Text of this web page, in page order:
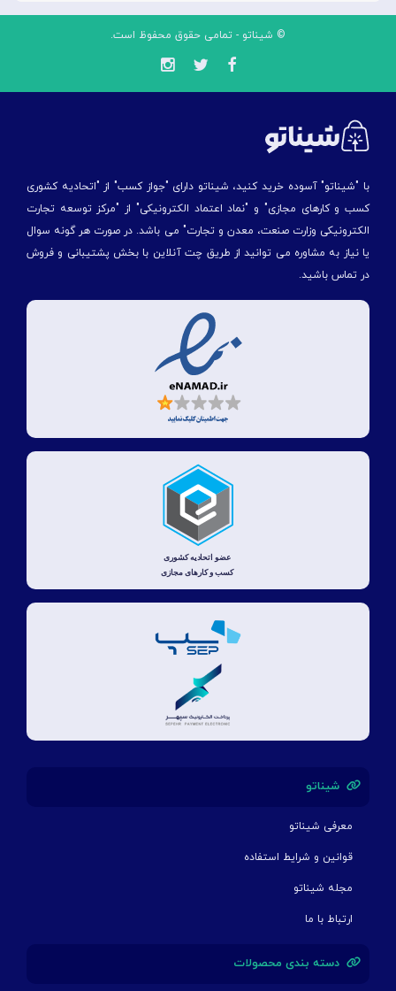
© شیناتو - تمامی حقوق محفوظ است.
با "شیناتو" آسوده خرید کنید، شیناتو دارای "جواز کسب" از "اتحادیه کشوری
کسب و کارهای مجازی" و "نماد اعتماد الکترونیکی" از "مركز توسعه تجارت
الكترونیكی وزارت صنعت، معدن و تجارت" می باشد. در صورت هر گونه سوال
یا نیاز به مشاوره می توانید از طریق چت آنلاین با بخش پشتیبانی و فروش
در تماس باشید.
شیناتو
معرفی شیناتو
قوانین و شرایط استفاده
مجله شیناتو
ارتباط با ما
دسته بندی محصولات